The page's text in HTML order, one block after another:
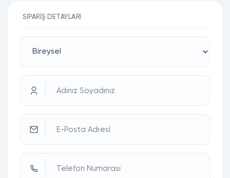
SIPARIŞ DETAYLARI
Adınız Soyadınız
E-Posta Adresi
Telefon Numarası